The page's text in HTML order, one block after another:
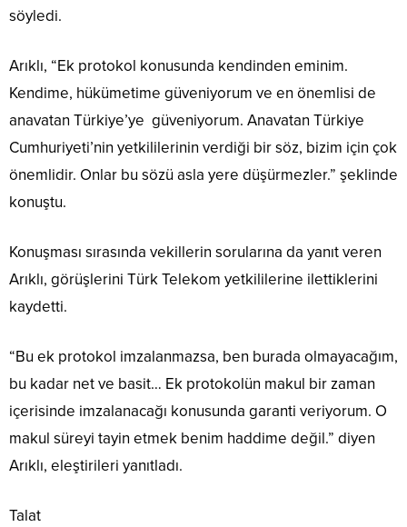
söyledi.
Arıklı, “Ek protokol konusunda kendinden eminim.
Kendime, hükümetime güveniyorum ve en önemlisi de
anavatan Türkiye’ye güveniyorum. Anavatan Türkiye
Cumhuriyeti’nin yetkililerinin verdiği bir söz, bizim için çok
önemlidir. Onlar bu sözü asla yere düşürmezler.” şeklinde
konuştu.
Konuşması sırasında vekillerin sorularına da yanıt veren
Arıklı, görüşlerini Türk Telekom yetkililerine ilettiklerini
kaydetti.
“Bu ek protokol imzalanmazsa, ben burada olmayacağım,
bu kadar net ve basit… Ek protokolün makul bir zaman
içerisinde imzalanacağı konusunda garanti veriyorum. O
makul süreyi tayin etmek benim haddime değil.” diyen
Arıklı, eleştirileri yanıtladı.
Talat